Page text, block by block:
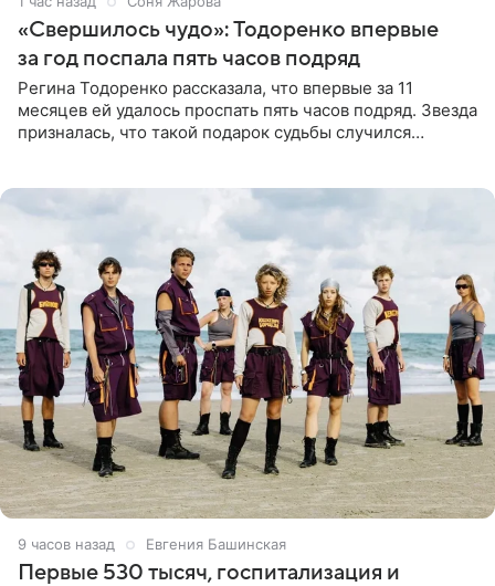
«Свершилось чудо»: Тодоренко впервые
за год поспала пять часов подряд
Регина Тодоренко рассказала, что впервые за 11
месяцев ей удалось проспать пять часов подряд. Звезда
призналась, что такой подарок судьбы случился
9 часов назад Евгения Башинская
Первые 530 тысяч, госпитализация и